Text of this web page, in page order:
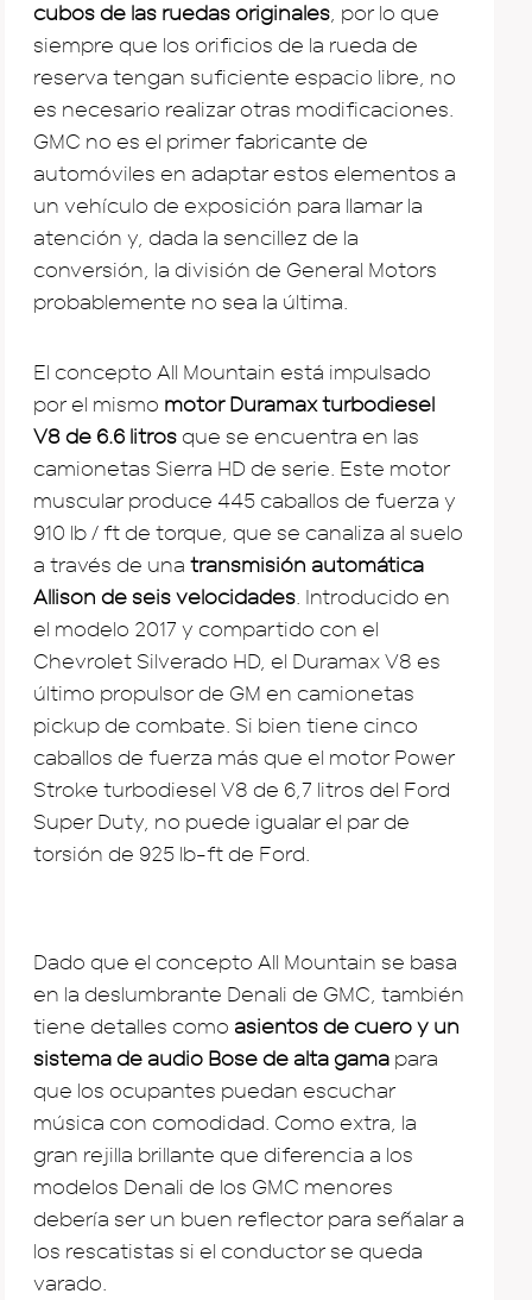
cubos de las ruedas originales , por lo que
siempre que los orificios de la rueda de
reserva tengan suficiente espacio libre, no
es necesario realizar otras modificaciones.
GMC no es el primer fabricante de
automóviles en adaptar estos elementos a
un vehículo de exposición para llamar la
atención y, dada la sencillez de la
conversión, la división de General Motors
probablemente no sea la última.
El concepto All Mountain está impulsado
por el mismo motor Duramax turbodiesel
V8 de 6.6 litros que se encuentra en las
camionetas Sierra HD de serie. Este motor
muscular produce 445 caballos de fuerza y ​​
910 lb / ft de torque, que se canaliza al suelo
a través de una transmisión automática
Allison de seis velocidades . Introducido en
el modelo 2017 y compartido con el
Chevrolet Silverado HD, el Duramax V8 es
último propulsor de GM en camionetas
pickup de combate. Si bien tiene cinco
caballos de fuerza más que el motor Power
Stroke turbodiesel V8 de 6,7 litros del Ford
Super Duty, no puede igualar el par de
torsión de 925 lb-ft de Ford.
Dado que el concepto All Mountain se basa
en la deslumbrante Denali de GMC, también
tiene detalles como asientos de cuero y un
sistema de audio Bose de alta gama para
que los ocupantes puedan escuchar
música con comodidad. Como extra, la
gran rejilla brillante que diferencia a los
modelos Denali de los GMC menores
debería ser un buen reflector para señalar a
los rescatistas si el conductor se queda
varado.